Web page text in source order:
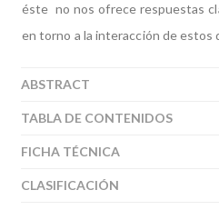
éste no nos ofrece respuestas
en torno a la interacción de estos
ABSTRACT
TABLA DE CONTENIDOS
FICHA TÉCNICA
CLASIFICACIÓN